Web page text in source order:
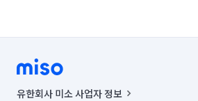
유한회사 미소 사업자 정보